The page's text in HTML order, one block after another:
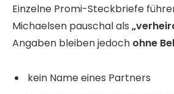
Einzelne Promi-Steckbriefe
Michaelsen pauschal als
Angaben bleiben jedoch ohne
kein Name eines Partners